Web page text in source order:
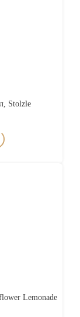
Stolzle
Lemonade